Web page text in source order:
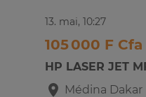
13. mai, 10:27
105 000 F Cfa
HP LASER JET
Médina Dakar